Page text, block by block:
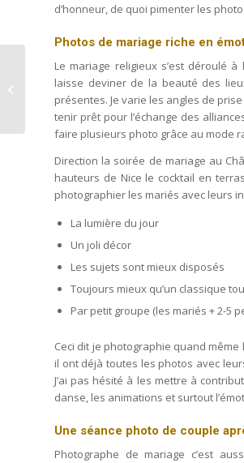
d’honneur, de quoi pimenter les
Photos de mariage riche en
Le mariage religieux s’est déroulé à
laisse deviner de la beauté des
présentes. Je varie les angles de
tenir prêt pour l’échange des
faire plusieurs photo grâce au mode
Direction la soirée de mariage au
hauteurs de Nice le cocktail en
photographier les mariés avec leurs
La lumière du jour
Un joli décor
Les sujets sont mieux disposés
Toujours mieux qu’un classique
Par petit groupe (les mariés + 2-5
Ceci dit je photographie quand
il ont déjà toutes les photos avec
J’ai pas hésité à les mettre à
danse, les animations et surtout
Une séance photo de couple
Photographe de mariage c’est
Bar Mitzvah à Nice de